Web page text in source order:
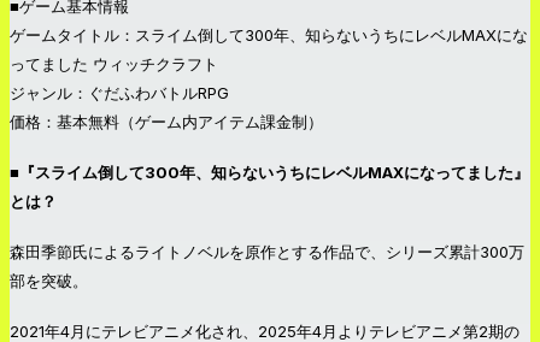
■ゲーム基本情報
ゲームタイトル：スライム倒して300年、知らないうちにレベルMAXにな
ってました ウィッチクラフト
ジャンル：ぐだふわバトルRPG
価格：基本無料（ゲーム内アイテム課金制）
■『スライム倒して300年、知らないうちにレベルMAXになってました』
とは？
森田季節氏によるライトノベルを原作とする作品で、シリーズ累計300万
部を突破。
2021年4月にテレビアニメ化され、2025年4月よりテレビアニメ第2期の